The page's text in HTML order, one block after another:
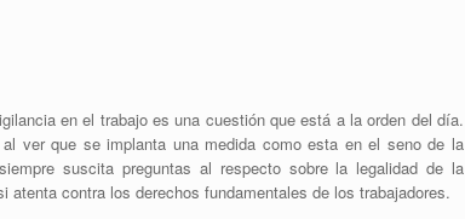
en el trabajo es una cuestión que está a la orden del día.
ver que se implanta una medida como esta en el seno de la
suscita preguntas al respecto sobre la legalidad de la
atenta contra los derechos fundamentales de los trabajadores.